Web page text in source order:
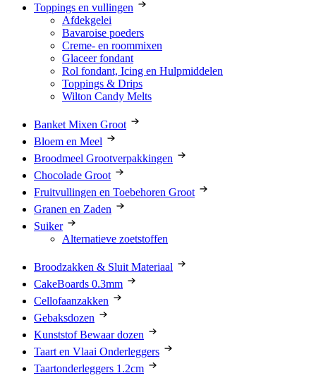
Toppings en vullingen
Afdekgelei
Bavaroise poeders
Creme- en roommixen
Glaceer fondant
Rol fondant, Icing en Hulpmiddelen
Toppings & Drips
Wilton Candy Melts
Banket Mixen Groot
Bloem en Meel
Broodmeel Grootverpakkingen
Chocolade Groot
Fruitvullingen en Toebehoren Groot
Granen en Zaden
Suiker
Alternatieve zoetstoffen
Broodzakken & Sluit Materiaal
CakeBoards 0.3mm
Cellofaanzakken
Gebaksdozen
Kunststof Bewaar dozen
Taart en Vlaai Onderleggers
Taartonderleggers 1.2cm